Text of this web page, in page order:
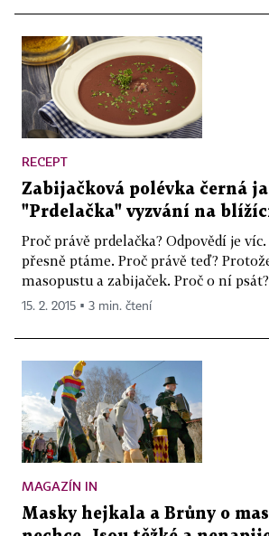
RECEPT
Zabijačková polévka černá
"Prdelačka" vyzvání na
Proč právě prdelačka? Odpovědí je
přesně ptáme. Proč právě teď?
masopustu a zabijaček. Proč o ní
15. 2. 2015 ▪ 3 min. čtení
MAGAZÍN IN
Masky hejkala a Brůny o